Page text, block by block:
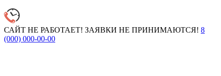
САЙТ НЕ РАБОТАЕТ! ЗАЯВКИ НЕ ПРИНИМАЮТСЯ! 8
(000) 000-00-00